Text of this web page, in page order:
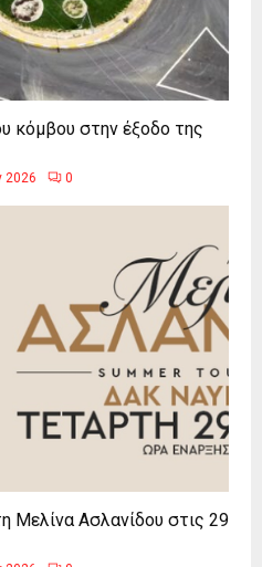
κόμβου στην έξοδο της
2026 0
Μελίνα Ασλανίδου στις 29